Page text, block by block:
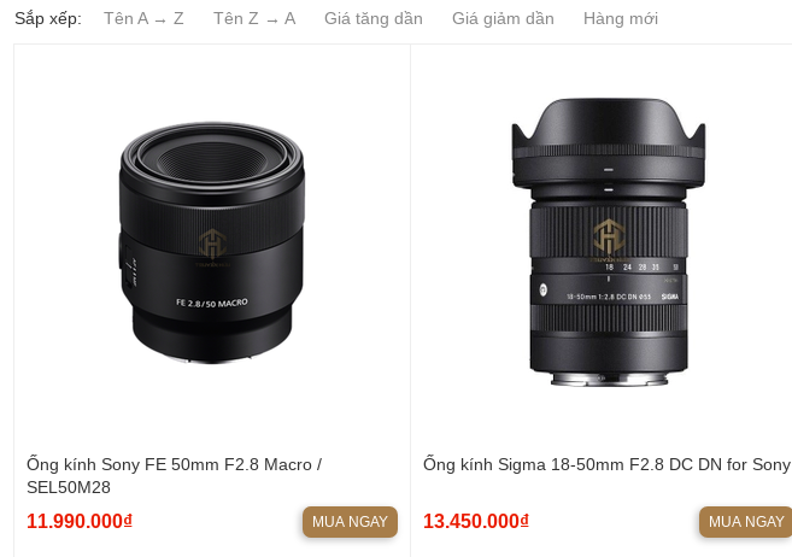
Sắp xếp: Tên A → Z Tên Z → A Giá tăng dần Giá giảm dần Hàng mới
Ống kính Sony FE 50mm F2.8 Macro /
SEL50M28
11.990.000₫ MUA NGAY
Ống kính Sigma 18-50mm F2.8 DC DN for Sony
13.450.000₫ MUA NGAY